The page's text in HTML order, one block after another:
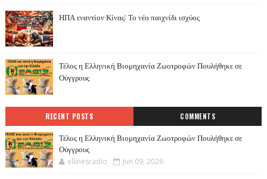
ΗΠΑ εναντίον Κίνας: Το νέο παιχνίδι ισχύος
Τέλος η Ελληνική Βιομηχανία Ζωοτροφών Πουλήθηκε σε
Ούγγρους
RECENT POSTS COMMENTS
Τέλος η Ελληνική Βιομηχανία Ζωοτροφών Πουλήθηκε σε
Ούγγρους
ellinesradio Jun 09, 2026